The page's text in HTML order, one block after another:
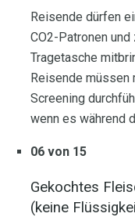
Reisende dürfen
CO2-Patronen
Tragetasche
Reisende
Screening
wenn es während
06 von 15
Gekochtes
(keine